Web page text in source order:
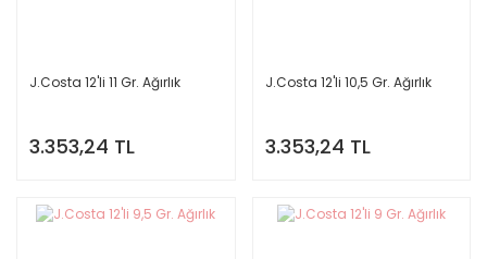
J.Costa 12'li 11 Gr. Ağırlık
3.353,24 TL
J.Costa 12'li 10,5 Gr. Ağırlık
3.353,24 TL